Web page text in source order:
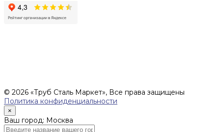
© 2026 «Труб Сталь Маркет», Все права защищены
Политика конфиденциальности
×
Ваш город: Москва